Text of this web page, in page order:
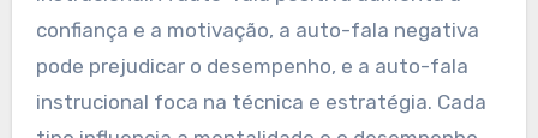
confiança e a motivação, a auto-fala negativa
pode prejudicar o desempenho, e a auto-fala
instrucional foca na técnica e estratégia. Cada